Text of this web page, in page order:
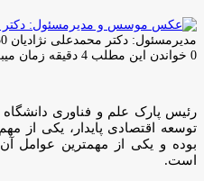
مدیرمسئول: دکتر محمدعلی نژادیان 30 مهر
0 خواندن این مطلب 4 دقیقه زمان میبرد
رئیس پارک علم و فناوری
توسعه اقتصادی پایدار، یکی از
بوده و یکی از مهمترین عوامل
است.